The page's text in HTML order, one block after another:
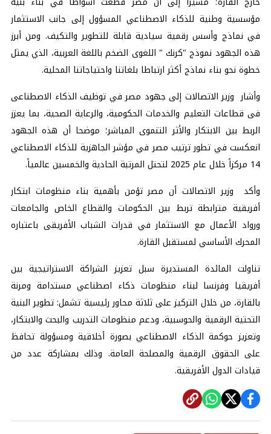
مؤسسية وطنية للذكاء الاصطناعي المسؤول إلى جانب الاستثمار
في نماذج وأسس رقمية سيادية قابلة للتطوير والتكيف. ومن أبرز
هذه الجهود نموذج "كرنك " اللغوى الضخم باللغة العربية، الذي يمثل
خطوة نحو بناء نماذج أكثر ارتباطا بلغاتنا واحتياجاتنا المحلية.
وأشار وزير الاتصالات إلى جهود مصر في توظيف الذكاء الاصطناعى
فى قطاعات التعليم والخدمات الحكومية، والرعاية الصحية، بما يعزز
الربط بين الابتكار والأثر التنموى المباشر؛ موضحا أن هذه الجهود
انعكست في تطور ترتيب مصر في مؤشر الجاهزية للذكاء الاصطناعي
14 مركزاً خلال عام 2025 لتحتل المرتبة الحادية والخمسين عالمياً.
وأكد وزير الاتصالات أن مصر تؤمن بأهمية بناء منظومات ابتكار
أفريقية مترابطة تربط بين الحكومات والقطاع الخاص والجامعات
ورواد الأعمال مع الاستثمار في قدرات الشباب الأفريقى باعتباره
المحرك الأساسي لمستقبل القارة.
تناولت المائدة المستديرة سبل تعزيز الشراكة الاستراتيجية بين
أفريقيا وفرنسا لبناء منظومات ذكاء اصطناعي مستدامة ومرنة
بالقارة، من خلال التركيز على ثلاثة محاور رئيسية تشمل: تطوير البنية
التحتية الرقمية والحوسبية، ودعم منظومات التدريب والبحث والابتكار،
وتعزيز حوكمة الذكاء الاصطناعي بصورة أخلاقية ومسؤولة تحافظ
على الحقوق الرقمية والمصلحة العامة. وذلك بمشاركة عدد من
قيادات الدول الأفريقية.